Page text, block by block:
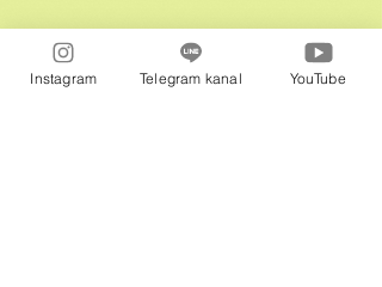
Instagram Telegram kanal YouTube